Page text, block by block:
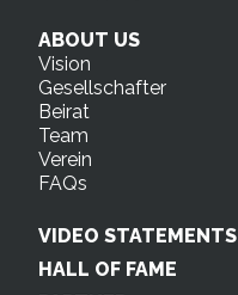
ABOUT US
Vision
Gesellschafter
Beirat
Team
Verein
FAQs
VIDEO STATEMENTS
HALL OF FAME